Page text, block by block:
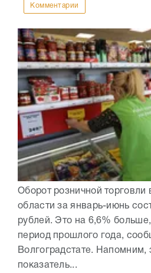
Комментарии
Оборот розничной торговли
области за январь-июнь
рублей. Это на 6,6%
период прошлого года,
Волгоградстате. Напомним,
показатель...